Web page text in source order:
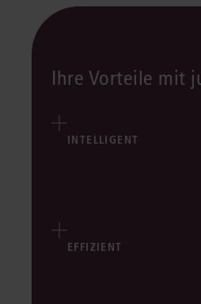
Ihre Vorteile mit
INTELLIGENT
EFFIZIENT